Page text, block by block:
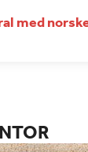
med